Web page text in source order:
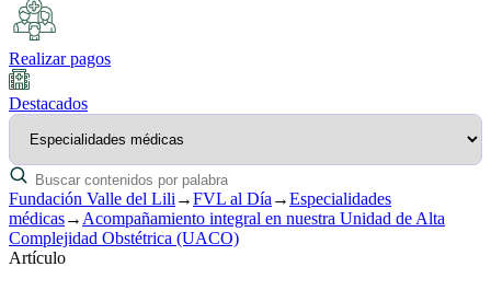
Realizar pagos
Destacados
Fundación Valle del Lili →FVL al Día →Especialidades
médicas→ Acompañamiento integral en nuestra Unidad de Alta
Complejidad Obstétrica (UACO)
Artículo